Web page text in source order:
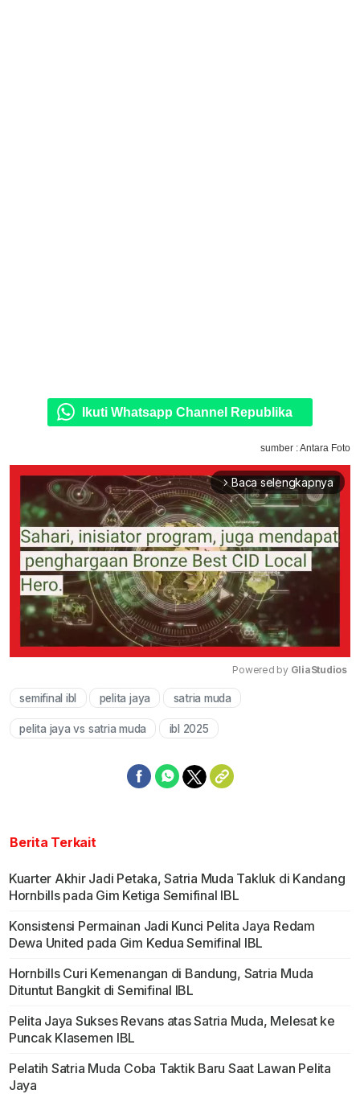
Ikuti Whatsapp Channel Republika
sumber : Antara Foto
arrow_forward_ios Baca selengkapnya
Powered by GliaStudios
semifinal ibl pelita jaya satria muda
pelita jaya vs satria muda ibl 2025
Berita Terkait
Kuarter Akhir Jadi Petaka, Satria Muda Takluk di Kandang
Hornbills pada Gim Ketiga Semifinal IBL
Konsistensi Permainan Jadi Kunci Pelita Jaya Redam
Dewa United pada Gim Kedua Semifinal IBL
Hornbills Curi Kemenangan di Bandung, Satria Muda
Dituntut Bangkit di Semifinal IBL
Pelita Jaya Sukses Revans atas Satria Muda, Melesat ke
Puncak Klasemen IBL
Pelatih Satria Muda Coba Taktik Baru Saat Lawan Pelita
Jaya